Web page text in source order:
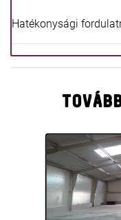
Hatékonysági